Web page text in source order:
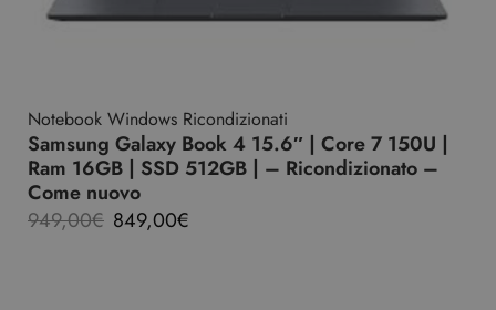
Notebook Windows Ricondizionati
Samsung Galaxy Book 4 15.6″ | Core 7 150U |
Ram 16GB | SSD 512GB | – Ricondizionato –
Come nuovo
949,00€ 849,00€